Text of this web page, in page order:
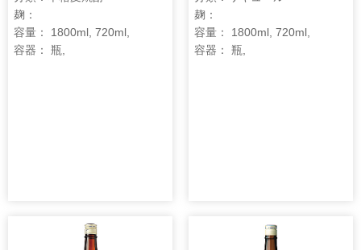
麹：
容量： 1800ml, 720ml,
容器： 瓶,
麹：
容量： 1800ml, 720ml,
容器： 瓶,